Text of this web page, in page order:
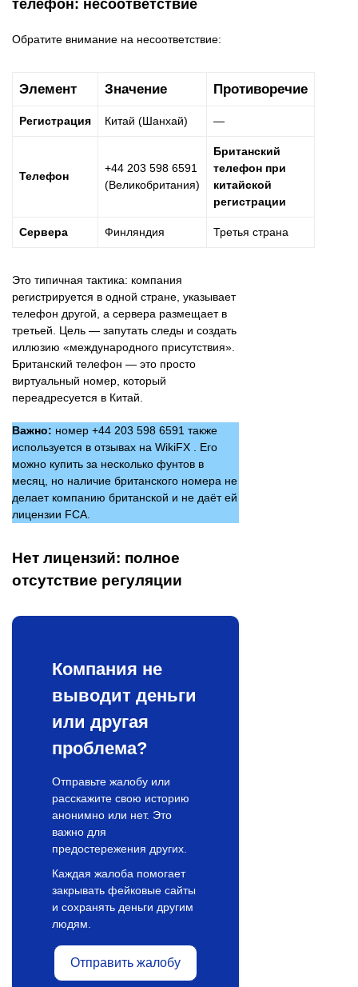
телефон: несоответствие
Обратите внимание на несоответствие:
Элемент Значение Противоречие
Регистрация Китай (Шанхай) —
Телефон
+44 203 598 6591
(Великобритания)
Британский
телефон при
китайской
регистрации
Сервера Финляндия Третья страна
Это типичная тактика: компания
регистрируется в одной стране, указывает
телефон другой, а сервера размещает в
третьей. Цель — запутать следы и создать
иллюзию «международного присутствия».
Британский телефон — это просто
виртуальный номер, который
переадресуется в Китай.
Важно: номер +44 203 598 6591 также
используется в отзывах на WikiFX . Его
можно купить за несколько фунтов в
месяц, но наличие британского номера не
делает компанию британской и не даёт ей
лицензии FCA.
Нет лицензий: полное
отсутствие регуляции
Компания не
выводит деньги
или другая
проблема?
Отправьте жалобу или
расскажите свою историю
анонимно или нет. Это
важно для
предостережения других.
Каждая жалоба помогает
закрывать фейковые сайты
и сохранять деньги другим
людям.
Отправить жалобу